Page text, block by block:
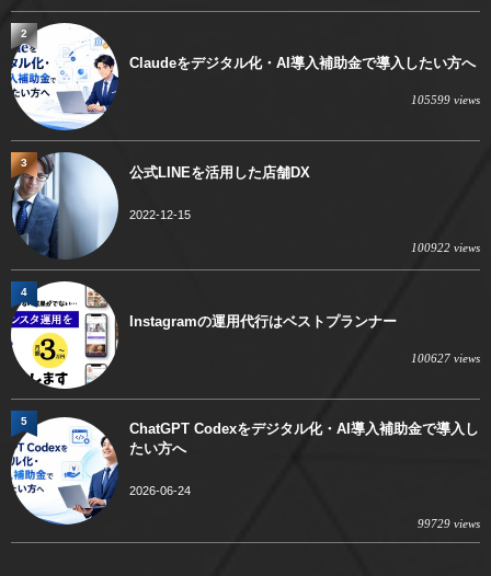
Claudeをデジタル化・AI導入補助金で導入したい方へ
105599 views
2
公式LINEを活用した店舗DX
2022-12-15
100922 views
3
Instagramの運用代行はベストプランナー
100627 views
4
ChatGPT Codexをデジタル化・AI導入補助金で導入し
たい方へ
2026-06-24
99729 views
5